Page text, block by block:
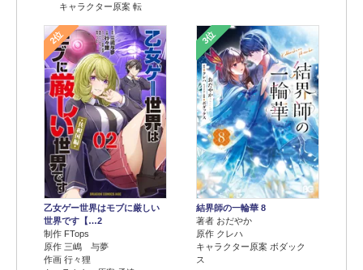
キャラクター原案 転
2位
乙女ゲー世界はモブに厳しい
世界です【…2
制作 FTops
原作 三嶋 与夢
作画 行々狸
3位
結界師の一輪華 8
著者 おだやか
原作 クレハ
キャラクター原案 ボダック
ス